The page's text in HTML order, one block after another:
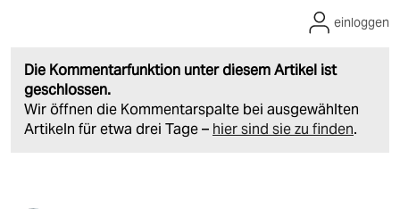
Die Kommentarfunktion unter diesem Artikel ist
geschlossen.
Wir öffnen die Kommentarspalte bei ausgewählten
Artikeln für etwa drei Tage – hier sind sie zu finden.
einloggen